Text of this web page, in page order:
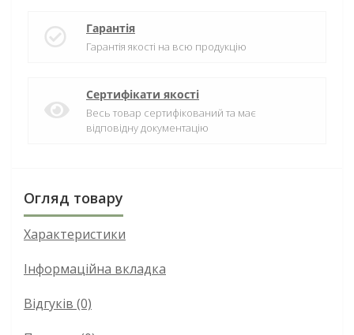
Гарантія
Гарантія якості на всю продукцію
Сертифікати якості
Весь товар сертифікований та має
відповідну документацію
Огляд товару
Характеристики
Інформаційна вкладка
Відгуків (0)